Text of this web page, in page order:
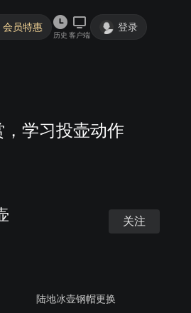
会员特惠
历史 客户端
登录
学习投壶动作
关注
陆地冰壶钢帽更换